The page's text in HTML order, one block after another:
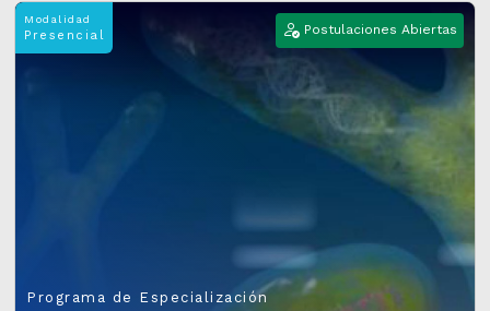
U-Cursos
Modalidad
Presencial Postulaciones Abiertas
Programa de Especialización